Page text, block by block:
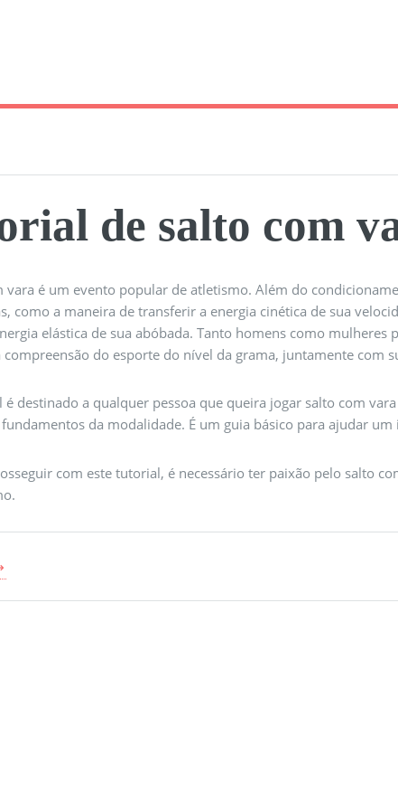
de salto com
vara é um evento popular de atletismo. Além do
como a maneira de transferir a energia cinética de sua
elástica de sua abóbada. Tanto homens como
compreensão do esporte do nível da grama, juntamente com
é destinado a qualquer pessoa que queira jogar salto com
da modalidade. É um guia básico para ajudar
com este tutorial, é necessário ter paixão pelo salto